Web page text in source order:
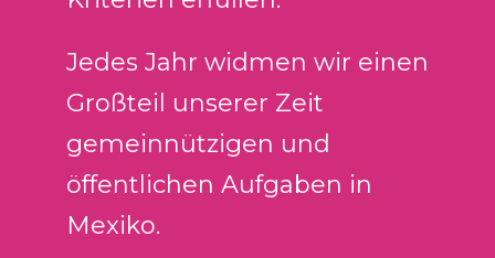
Jedes Jahr widmen wir einen
Großteil unserer Zeit
gemeinnützigen und
öffentlichen Aufgaben in
Mexiko.